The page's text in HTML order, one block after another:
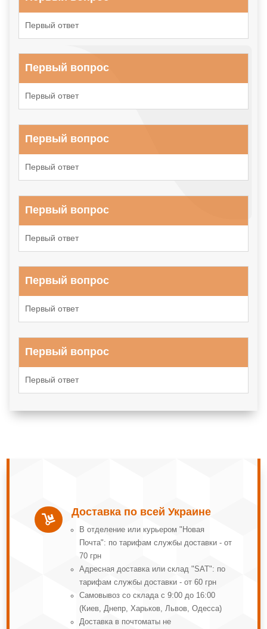
Первый ответ
Первый вопрос
Первый ответ
Первый вопрос
Первый ответ
Первый вопрос
Первый ответ
Первый вопрос
Первый ответ
Первый вопрос
Первый ответ

Доставка по всей Украине
В отделение или курьером "Новая
Почта": по тарифам службы доставки - от
70 грн
Адресная доставка или склад "SAT": по
тарифам службы доставки - от 60 грн
Самовывоз со склада с 9:00 до 16:00
(Киев, Днепр, Харьков, Львов, Одесса)
Доставка в почтоматы не